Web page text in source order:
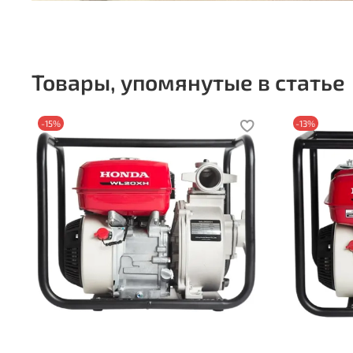
Товары, упомянутые в статье
-15% -13%